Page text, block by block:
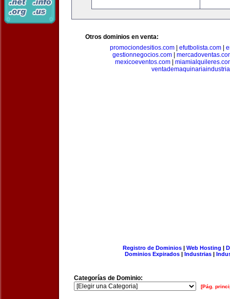
Otros dominios en venta:
promociondesitios.com| efutbolista.com|
gestionnegocios.com
mexicoeventos.com
Registro de Dominios| Web Hosting |
Dominios Expirados | Industrias |
Categorías de Dominio:
[Pág.